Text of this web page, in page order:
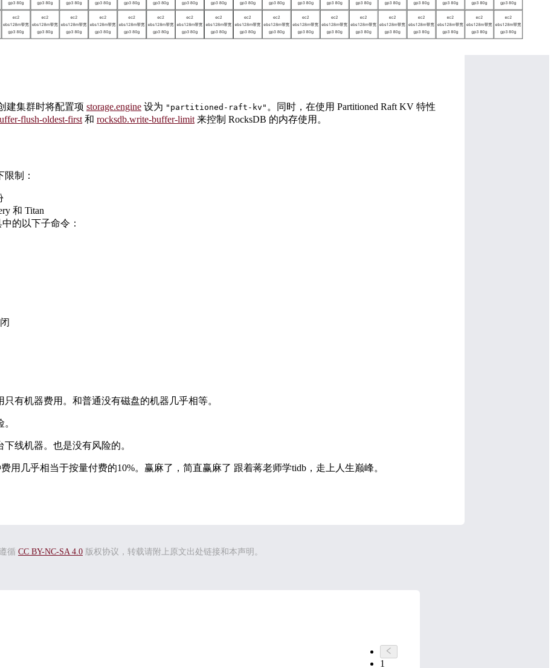
建集群时将配置项 storage.engine 设为 "partitioned-raft-kv" 。同时，在使用 Partitioned Raft KV 特性
flush-oldest-first 和 rocksdb.write-buffer-limit 来控制 RocksDB 的内存使用。
制：
和 Titan
的以下子命令：
有机器费用。和普通没有磁盘的机器几乎相等。
线机器。也是没有风险的。
用几乎相当于按量付费的10%。赢麻了，简直赢麻了 跟着蒋老师学tidb，走上人生巅峰。
循 CC BY-NC-SA 4.0 版权协议，转载请附上原文出处链接和本声明。
1